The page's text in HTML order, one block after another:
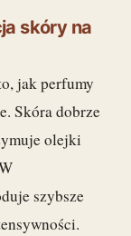
skóry na
jak perfumy
Skóra dobrze
olejki
szybsze